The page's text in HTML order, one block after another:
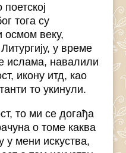
тога су
осмом веку,
у време
ислама, навалили
икону итд, као
то укинули.
то ми се догађа
о томе каква
у мени искуства,